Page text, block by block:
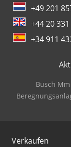
+49 201
+44 20
+34 911
Busch
Verkaufen